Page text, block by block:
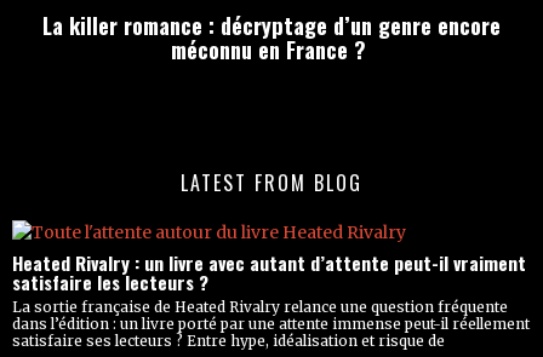
La killer romance : décryptage d’un genre encore
méconnu en France ?
LATEST FROM BLOG
Heated Rivalry : un livre avec autant d’attente peut-il vraiment
satisfaire les lecteurs ?
La sortie française de Heated Rivalry relance une question fréquente
dans l’édition : un livre porté par une attente immense peut-il réellement
satisfaire ses lecteurs ? Entre hype, idéalisation et risque de